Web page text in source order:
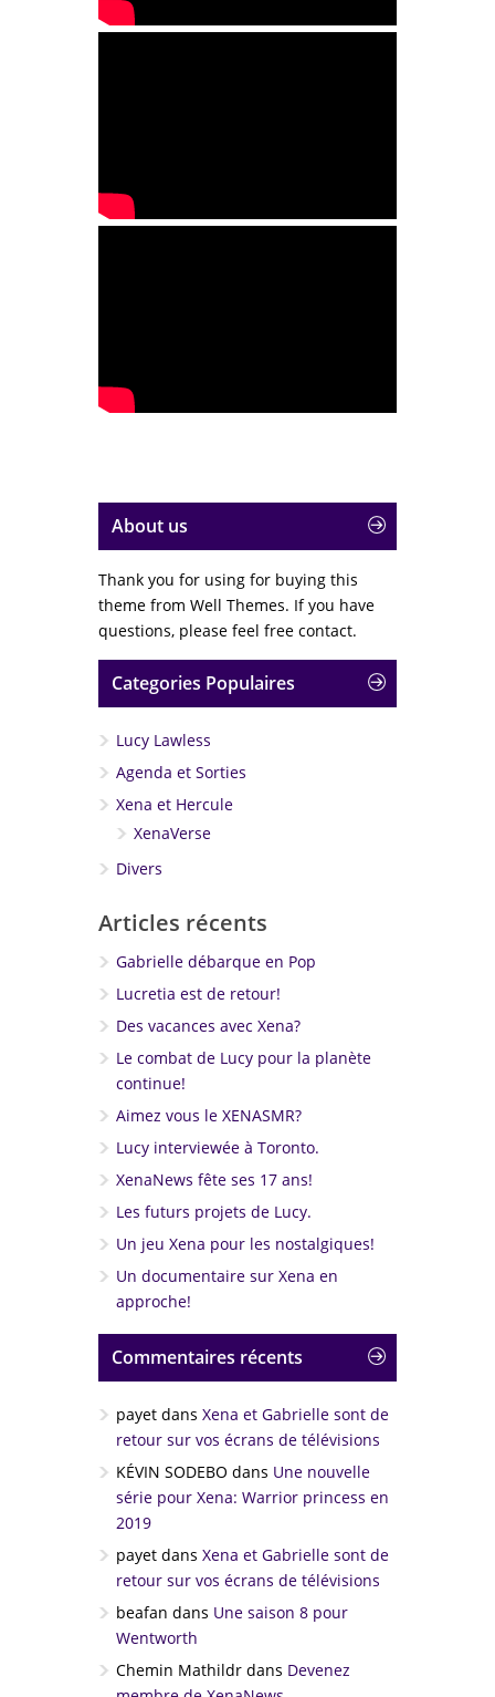
About us
Thank you for using for buying this
theme from Well Themes. If you have
questions, please feel free contact.
Categories Populaires
Lucy Lawless
Agenda et Sorties
Xena et Hercule
XenaVerse
Divers
Articles récents
Gabrielle débarque en Pop
Lucretia est de retour!
Des vacances avec Xena?
Le combat de Lucy pour la planète
continue!
Aimez vous le XENASMR?
Lucy interviewée à Toronto.
XenaNews fête ses 17 ans!
Les futurs projets de Lucy.
Un jeu Xena pour les nostalgiques!
Un documentaire sur Xena en
approche!
Commentaires récents
payet dans Xena et Gabrielle sont de
retour sur vos écrans de télévisions
KÉVIN SODEBO dans Une nouvelle
série pour Xena: Warrior princess en
2019
payet dans Xena et Gabrielle sont de
retour sur vos écrans de télévisions
beafan dans Une saison 8 pour
Wentworth
Chemin Mathildr dans Devenez